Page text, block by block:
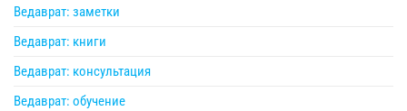
Ведаврат: заметки
Ведаврат: книги
Ведаврат: консультация
Ведаврат: обучение